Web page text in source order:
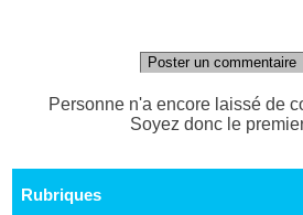
Poster un commentaire
Personne n'a encore laissé de
Soyez donc le
Rubriques